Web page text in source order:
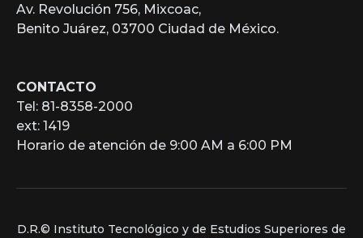
Av. Revolución 756, Mixcoac,
Benito Juárez, 03700 Ciudad de México.
CONTACTO
Tel: 81-8358-2000
ext: 1419
Horario de atención de 9:00 AM a 6:00 PM
D.R.© Instituto Tecnológico y de Estudios Superiores de